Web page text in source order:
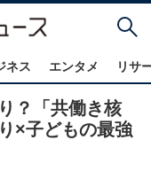
ネス エンタメ リサ
？「共働き核
×子どもの最強